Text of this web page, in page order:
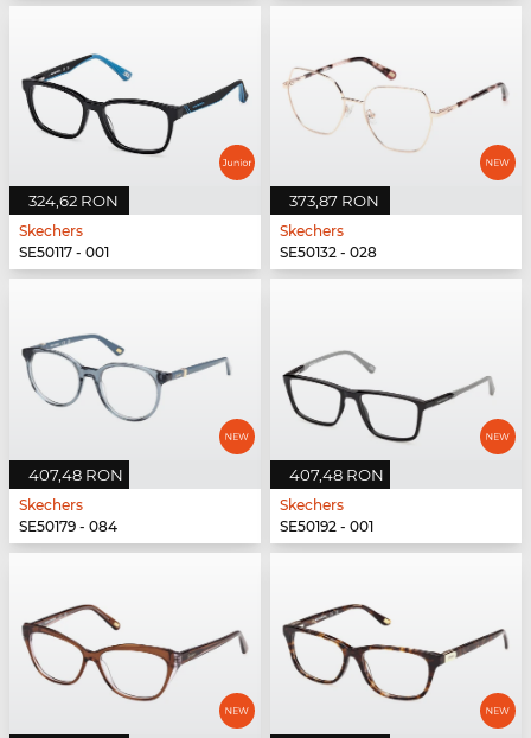
324,62 RON
Skechers
SE50117 - 001
373,87 RON
Skechers
SE50132 - 028
407,48 RON
Skechers
SE50179 - 084
407,48 RON
Skechers
SE50192 - 001